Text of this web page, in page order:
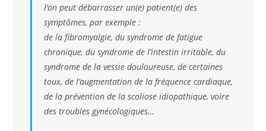
l’on peut débarrasser un(e) patient(e) des
symptômes, par exemple :
de la fibromyalgie, du syndrome de fatigue
chronique, du syndrome de l’intestin irritable, du
syndrome de la vessie douloureuse, de certaines
toux, de l’augmentation de la fréquence cardiaque,
de la prévention de la scoliose idiopathique, voire
des troubles gynécologiques…